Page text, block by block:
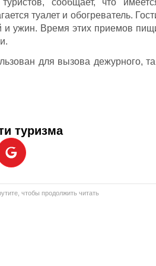
туалет и обогреватель.
и ужин. Время этих приемов
для вызова дежурного,
туризма
чтобы продолжить читать